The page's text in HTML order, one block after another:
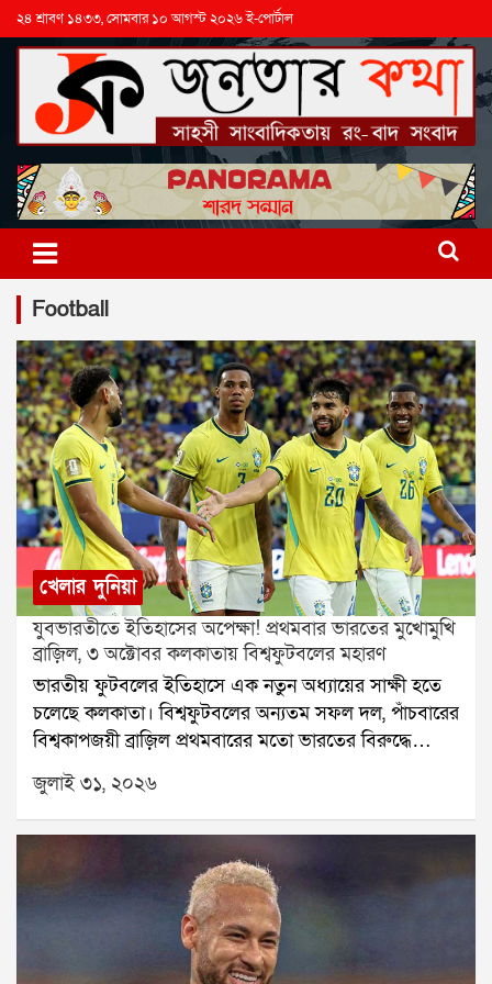
২৪ শ্রাবণ ১৪৩৩, সোমবার ১০ আগস্ট ২০২৬ ই-পোর্টাল
Football
খেলার দুনিয়া
যুবভারতীতে ইতিহাসের অপেক্ষা! প্রথমবার ভারতের মুখোমুখি
ব্রাজ়িল, ৩ অক্টোবর কলকাতায় বিশ্বফুটবলের মহারণ
ভারতীয় ফুটবলের ইতিহাসে এক নতুন অধ্যায়ের সাক্ষী হতে
চলেছে কলকাতা। বিশ্বফুটবলের অন্যতম সফল দল, পাঁচবারের
বিশ্বকাপজয়ী ব্রাজ়িল প্রথমবারের মতো ভারতের বিরুদ্ধে
প্রদর্শনী ম্যাচ খেলতে আসছে। আগামী ৩ অক্টোবর কলকাতার
যুবভারতী ক্রীড়াঙ্গনে অনুষ্ঠিত হবে এই বহু প্রতীক্ষিত
আন্তর্জাতিক ম্যাচ। বৃহস্পতিবার যৌথভাবে এই ঐতিহাসিক
ম্যাচের ঘোষণা করেছে ব্রাজ়িল ফুটবল কনফেডারেশন (CBF)
এবং অল ইন্ডিয়া ফুটবল ফেডারেশন (AIFF)।ফুটবলপ্রেমী
শহর কলকাতার কাছে এটি নিঃসন্দেহে এক স্বপ্নপূরণের মুহূর্ত।
প্রায় ৭০ হাজার দর্শক ধারণক্ষমতাসম্পন্ন যুবভারতী স্টেডিয়ামে
বিশ্বের অন্যতম জনপ্রিয় ফুটবল দলের খেলা দেখার সুযোগ
জুলাই ৩১, ২০২৬